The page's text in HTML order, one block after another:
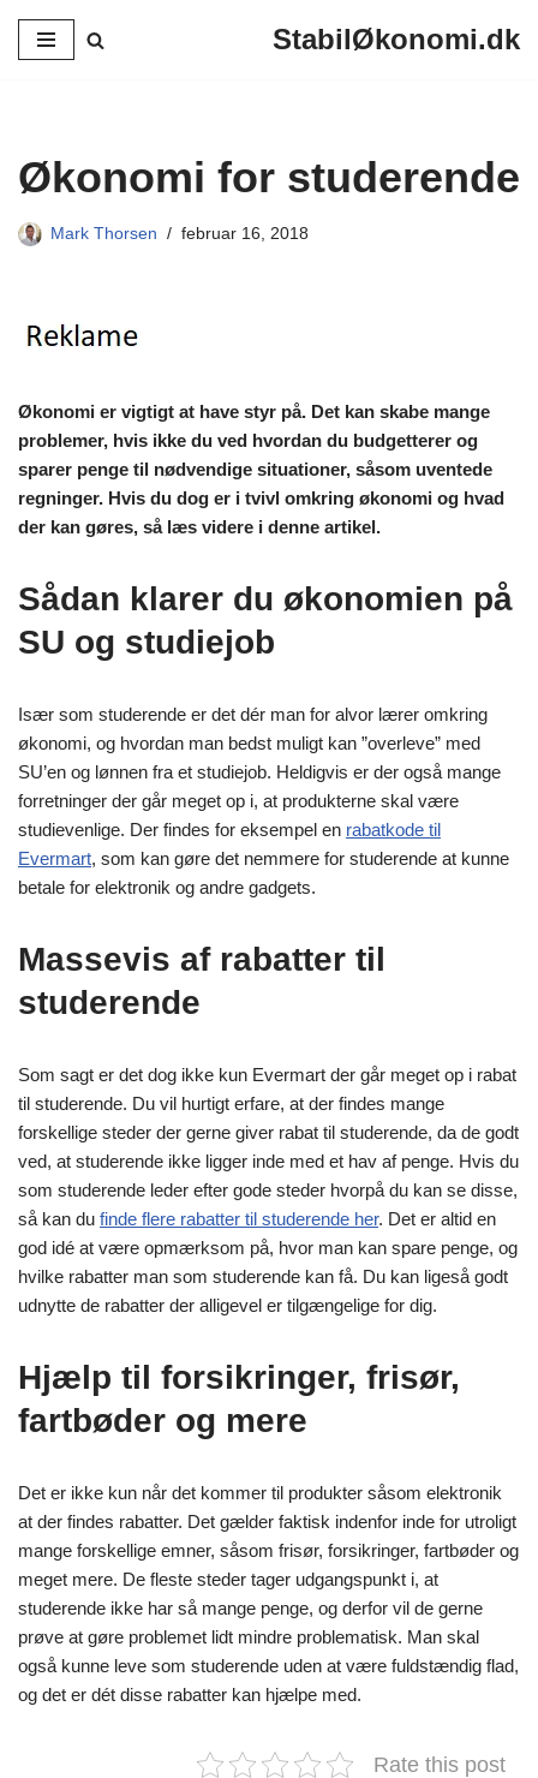
Spring
StabilØkonomi.dk
Økonomi for studerende
Mark Thorsen februar 16, 2018
Økonomi er vigtigt at have styr på. Det kan skabe mange
problemer, hvis ikke du ved hvordan du budgetterer og
sparer penge til nødvendige situationer, såsom uventede
regninger. Hvis du dog er i tvivl omkring økonomi og hvad
der kan gøres, så læs videre i denne artikel.
Sådan klarer du økonomien på
SU og studiejob
Især som studerende er det dér man for alvor lærer omkring
økonomi, og hvordan man bedst muligt kan ”overleve” med
SU’en og lønnen fra et studiejob. Heldigvis er der også mange
forretninger der går meget op i, at produkterne skal være
studievenlige. Der findes for eksempel en rabatkode til
Evermart, som kan gøre det nemmere for studerende at kunne
betale for elektronik og andre gadgets.
Massevis af rabatter til
studerende
Som sagt er det dog ikke kun Evermart der går meget op i rabat
til studerende. Du vil hurtigt erfare, at der findes mange
forskellige steder der gerne giver rabat til studerende, da de godt
ved, at studerende ikke ligger inde med et hav af penge. Hvis du
som studerende leder efter gode steder hvorpå du kan se disse,
så kan du finde flere rabatter til studerende her. Det er altid en
god idé at være opmærksom på, hvor man kan spare penge, og
hvilke rabatter man som studerende kan få. Du kan ligeså godt
udnytte de rabatter der alligevel er tilgængelige for dig.
Hjælp til forsikringer, frisør,
fartbøder og mere
Det er ikke kun når det kommer til produkter såsom elektronik
at der findes rabatter. Det gælder faktisk indenfor inde for utroligt
mange forskellige emner, såsom frisør, forsikringer, fartbøder og
meget mere. De fleste steder tager udgangspunkt i, at
studerende ikke har så mange penge, og derfor vil de gerne
prøve at gøre problemet lidt mindre problematisk. Man skal
også kunne leve som studerende uden at være fuldstændig flad,
og det er dét disse rabatter kan hjælpe med.
Rate this post